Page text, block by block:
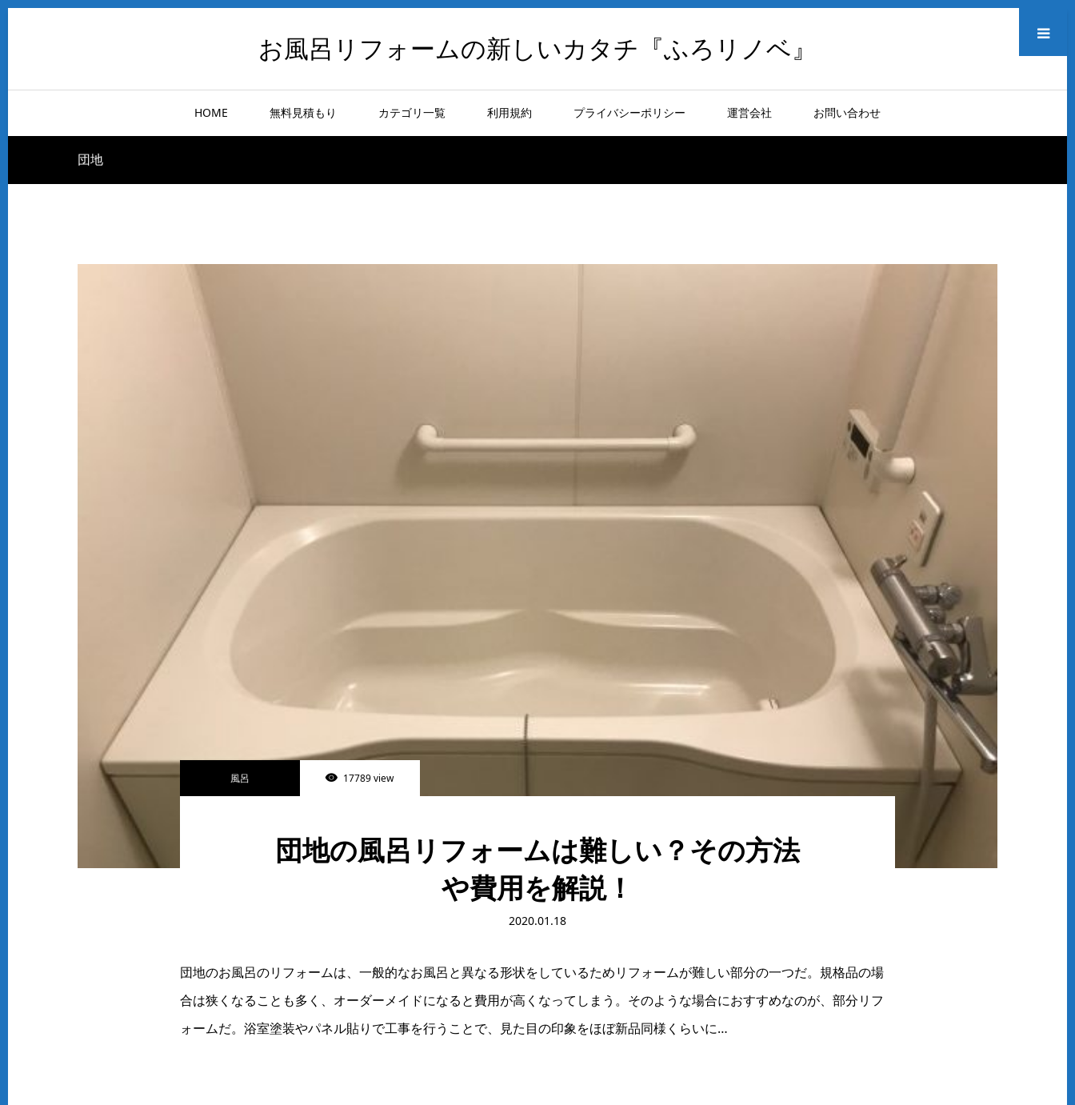
メニュー
お風呂リフォームの新しいカタチ『ふろリノベ』
HOME 無料見積もり カテゴリ一覧 利用規約 プライバシーポリシー 運営会社 お問い合わせ
団地
風呂 17789 view
団地の風呂リフォームは難しい？その方法
や費用を解説！
2020.01.18
団地のお風呂のリフォームは、一般的なお風呂と異なる形状をしているためリフォームが難しい部分の一つだ。規格品の場
合は狭くなることも多く、オーダーメイドになると費用が高くなってしまう。そのような場合におすすめなのが、部分リフ
ォームだ。浴室塗装やパネル貼りで工事を行うことで、見た目の印象をほぼ新品同様くらいに…